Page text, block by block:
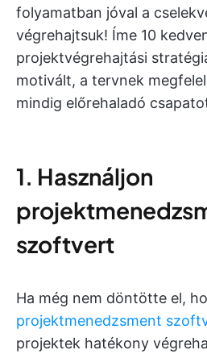
folyamatban jóval a
végrehajtsuk! Íme 10
projektvégrehajtási
motivált, a tervnek
mindig előrehaladó
1. Használjon
szoftvert
Ha még nem döntötte el,
projektmenedzsment
projektek hatékony